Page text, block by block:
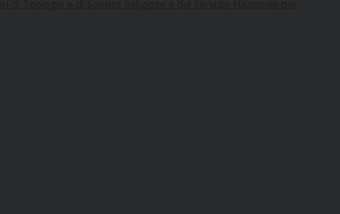
di Teologia e di Scienze Religiose e dal Servizio Nazionale per